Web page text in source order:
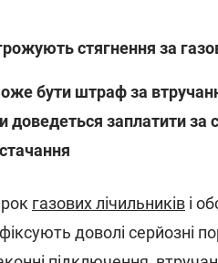
стягнення за
бути штраф за
доведеться заплатити
газових лічильників і
доволі серйозні